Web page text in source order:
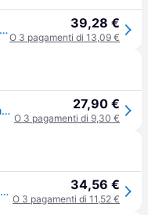
Beurer. Bilance Da Bagno Beurer Gs 215 Bateaux Bilancia Ritiro Gratis - blu - Senza taglia 39,28 €
O 3 pagamenti di 13,09 €
BEURER Gs 215 Bilancia Pesapersone Elettronica Barche 27,90 €
O 3 pagamenti di 9,30 €
Bilance da bagno Beurer GS 215 Bateaux - Bleu 34,56 €
O 3 pagamenti di 11,52 €